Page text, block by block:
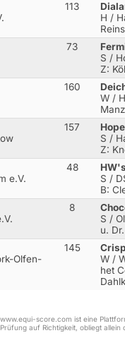
113
H /
73
S /
Z:
160
W /
157
S /
Z:
e.V.
48
S /
B:
8
S /
u.
Olfen-
145
W /
het
www.equi-score.com ist eine
Prüfung auf Richtigkeit, obliegt allein